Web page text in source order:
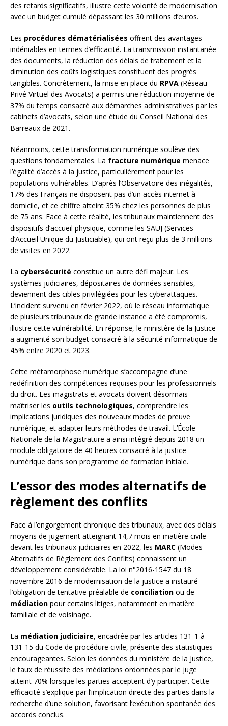
des retards significatifs, illustre cette volonté de modernisation
avec un budget cumulé dépassant les 30 millions d’euros.
Les procédures dématérialisées offrent des avantages
indéniables en termes d’efficacité. La transmission instantanée
des documents, la réduction des délais de traitement et la
diminution des coûts logistiques constituent des progrès
tangibles. Concrètement, la mise en place du RPVA (Réseau
Privé Virtuel des Avocats) a permis une réduction moyenne de
37% du temps consacré aux démarches administratives par les
cabinets d’avocats, selon une étude du Conseil National des
Barreaux de 2021.
Néanmoins, cette transformation numérique soulève des
questions fondamentales. La fracture numérique menace
l’égalité d’accès à la justice, particulièrement pour les
populations vulnérables. D’après l’Observatoire des inégalités,
17% des Français ne disposent pas d’un accès internet à
domicile, et ce chiffre atteint 35% chez les personnes de plus
de 75 ans. Face à cette réalité, les tribunaux maintiennent des
dispositifs d’accueil physique, comme les SAUJ (Services
d’Accueil Unique du Justiciable), qui ont reçu plus de 3 millions
de visites en 2022.
La cybersécurité constitue un autre défi majeur. Les
systèmes judiciaires, dépositaires de données sensibles,
deviennent des cibles privilégiées pour les cyberattaques.
L’incident survenu en février 2022, où le réseau informatique
de plusieurs tribunaux de grande instance a été compromis,
illustre cette vulnérabilité. En réponse, le ministère de la Justice
a augmenté son budget consacré à la sécurité informatique de
45% entre 2020 et 2023.
Cette métamorphose numérique s’accompagne d’une
redéfinition des compétences requises pour les professionnels
du droit. Les magistrats et avocats doivent désormais
maîtriser les outils technologiques, comprendre les
implications juridiques des nouveaux modes de preuve
numérique, et adapter leurs méthodes de travail. L’École
Nationale de la Magistrature a ainsi intégré depuis 2018 un
module obligatoire de 40 heures consacré à la justice
numérique dans son programme de formation initiale.
L’essor des modes alternatifs de
règlement des conflits
Face à l’engorgement chronique des tribunaux, avec des délais
moyens de jugement atteignant 14,7 mois en matière civile
devant les tribunaux judiciaires en 2022, les MARC (Modes
Alternatifs de Règlement des Conflits) connaissent un
développement considérable. La loi n°2016-1547 du 18
novembre 2016 de modernisation de la justice a instauré
l’obligation de tentative préalable de conciliation ou de
médiation pour certains litiges, notamment en matière
familiale et de voisinage.
La médiation judiciaire, encadrée par les articles 131-1 à
131-15 du Code de procédure civile, présente des statistiques
encourageantes. Selon les données du ministère de la Justice,
le taux de réussite des médiations ordonnées par le juge
atteint 70% lorsque les parties acceptent d’y participer. Cette
efficacité s’explique par l’implication directe des parties dans la
recherche d’une solution, favorisant l’exécution spontanée des
accords conclus.